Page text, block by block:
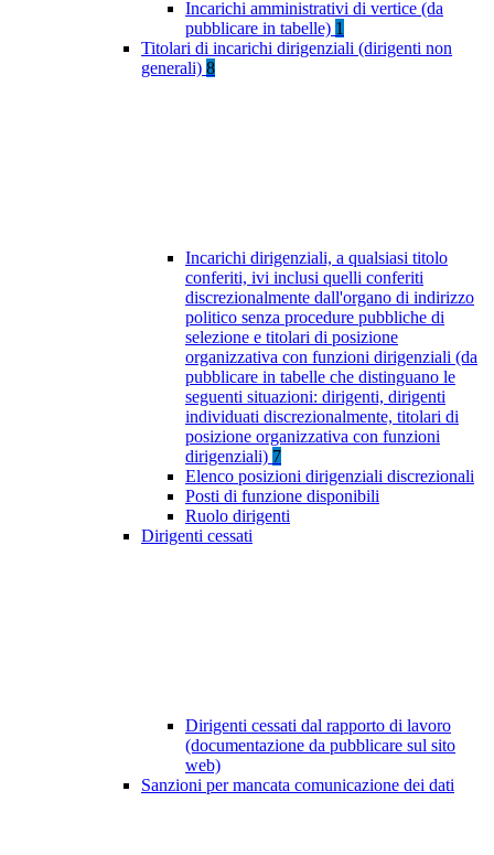
Incarichi amministrativi di vertice (da
pubblicare in tabelle) 1
Titolari di incarichi dirigenziali (dirigenti non
generali) 8
Incarichi dirigenziali, a qualsiasi titolo
conferiti, ivi inclusi quelli conferiti
discrezionalmente dall'organo di indirizzo
politico senza procedure pubbliche di
selezione e titolari di posizione
organizzativa con funzioni dirigenziali (da
pubblicare in tabelle che distinguano le
seguenti situazioni: dirigenti, dirigenti
individuati discrezionalmente, titolari di
posizione organizzativa con funzioni
dirigenziali) 7
Elenco posizioni dirigenziali discrezionali
Posti di funzione disponibili
Ruolo dirigenti
Dirigenti cessati
Dirigenti cessati dal rapporto di lavoro
(documentazione da pubblicare sul sito
web)
Sanzioni per mancata comunicazione dei dati